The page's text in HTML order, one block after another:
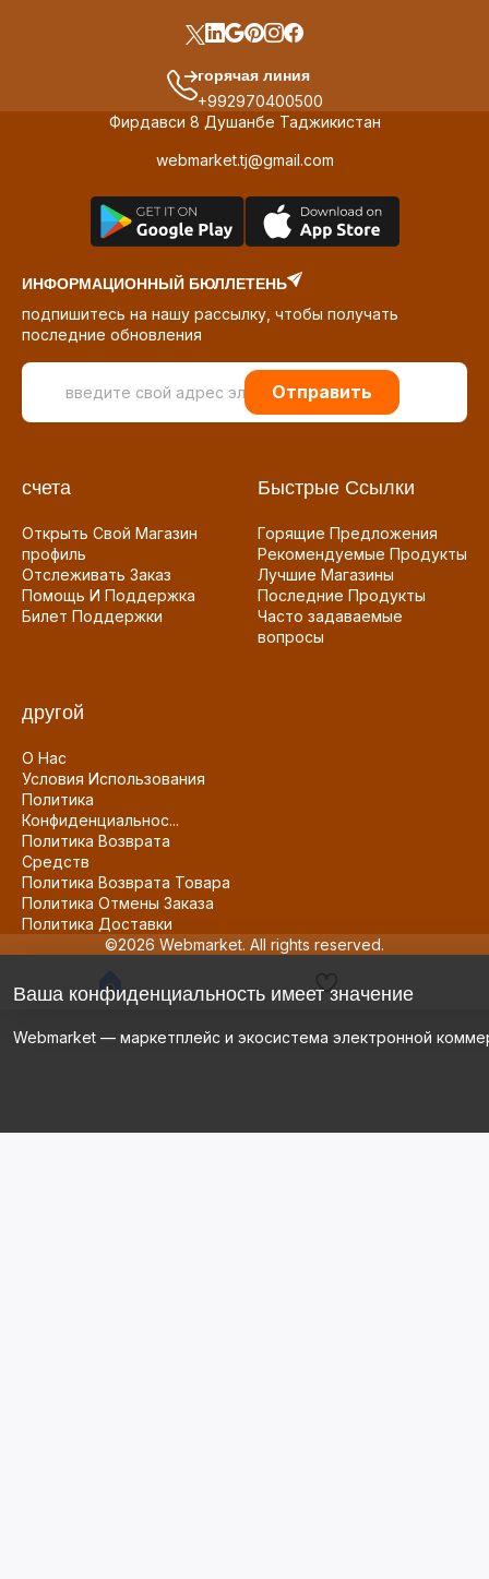
горячая линия
+992970400500
Фирдавси 8 Душанбе Таджикистан
webmarket.tj@gmail.com
ИНФОРМАЦИОННЫЙ БЮЛЛЕТЕНЬ
подпишитесь на нашу рассылку, чтобы получать
последние обновления
Отправить
счета
Открыть Свой Магазин
профиль
Отслеживать Заказ
Помощь И Поддержка
Билет Поддержки
Быстрые Ссылки
Горящие Предложения
Рекомендуемые Продукты
Лучшие Магазины
Последние Продукты
Часто задаваемые
вопросы
другой
О Нас
Условия Использования
Политика
Конфиденциальнос...
Политика Возврата
Средств
Политика Возврата Товара
Политика Отмены Заказа
Политика Доставки
©2026 Webmarket. All rights reserved.
Ваша конфиденциальность имеет значение
Webmarket — маркетплейс и экосистема электронной